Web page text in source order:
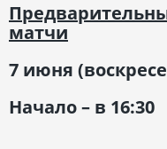
матчи
7 июня
Начало – в 16:30